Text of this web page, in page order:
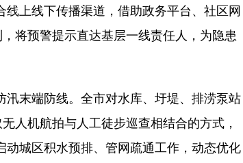
上线下传播渠道，借助政务平台、社区网
将预警提示直达基层一线责任人，为隐患
末端防线。全市对水库、圩堤、排涝泵站
人机航拍与人工徒步巡查相结合的方式，
城区积水预排、管网疏通工作，动态优化